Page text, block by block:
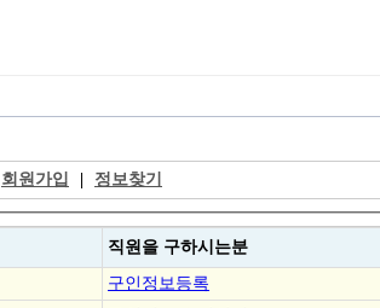
회원가입 | 정보찾기
직원을 구하시는분
구인정보등록